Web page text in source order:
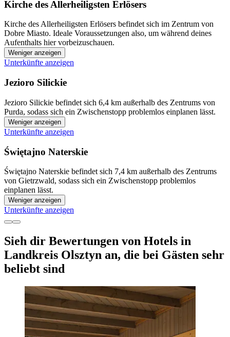
Kirche des Allerheiligsten Erlösers
Kirche des Allerheiligsten Erlösers befindet sich im Zentrum von
Dobre Miasto. Ideale Voraussetzungen also, um während deines
Aufenthalts hier vorbeizuschauen.
Weniger anzeigen
Unterkünfte anzeigen
Jezioro Silickie
Jezioro Silickie befindet sich 6,4 km außerhalb des Zentrums von
Purda, sodass sich ein Zwischenstopp problemlos einplanen lässt.
Weniger anzeigen
Unterkünfte anzeigen
Świętajno Naterskie
Świętajno Naterskie befindet sich 7,4 km außerhalb des Zentrums
von Gietrzwald, sodass sich ein Zwischenstopp problemlos
einplanen lässt.
Weniger anzeigen
Unterkünfte anzeigen
Sieh dir Bewertungen von Hotels in
Landkreis Olsztyn an, die bei Gästen sehr
beliebt sind